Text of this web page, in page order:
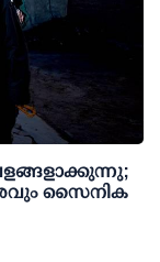
സൈനിക